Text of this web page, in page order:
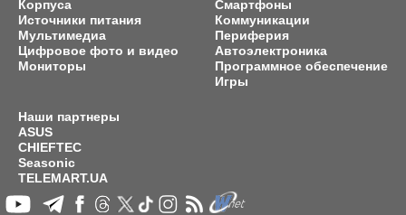
Корпуса
Источники питания
Мультимедиа
Цифровое фото и видео
Мониторы
Смартфоны
Коммуникации
Периферия
Автоэлектроника
Программное обеспечение
Игры
Наши партнеры
ASUS
CHIEFTEC
Seasonic
TELEMART.UA